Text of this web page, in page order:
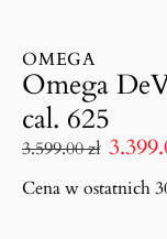
OMEGA
Omega
cal. 625
3.599.00zł
Cena w ostatnich